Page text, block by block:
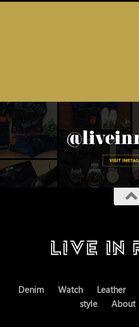
Denim Watch Leather
style
About